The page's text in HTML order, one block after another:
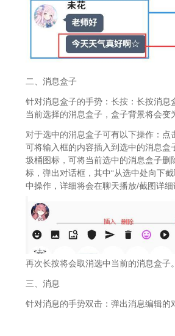
二、消息盒子
针对消息盒子的手势：长按：长按消息
当前选择的消息盒子，盒子背景将会变
对于选中的消息盒子可有以下操作：点
可将输入框的内容插入到选中的消息盒
圾桶图标，可将当前选中的消息盒子删
标，弹出对话框，其中“从选中处向下
中操作，详细将会在聊天播放/截图详细
再次长按将会取消选中当前的消息盒子。
三、消息
针对消息的手势双击：弹出消息编辑的